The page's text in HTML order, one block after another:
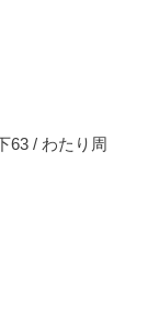
63 / わたり周